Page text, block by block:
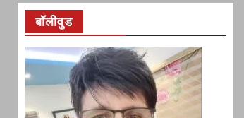
बॉलीवुड